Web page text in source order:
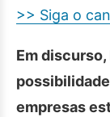
>> Siga o
Em
empresas